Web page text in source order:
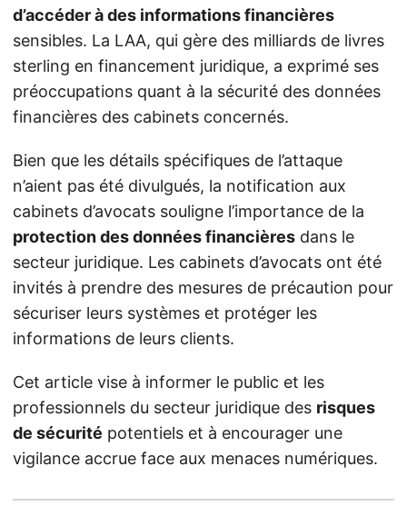
d’accéder à des informations financières
sensibles. La LAA, qui gère des milliards de livres
sterling en financement juridique, a exprimé ses
préoccupations quant à la sécurité des données
financières des cabinets concernés.
Bien que les détails spécifiques de l’attaque
n’aient pas été divulgués, la notification aux
cabinets d’avocats souligne l’importance de la
protection des données financières dans le
secteur juridique. Les cabinets d’avocats ont été
invités à prendre des mesures de précaution pour
sécuriser leurs systèmes et protéger les
informations de leurs clients.
Cet article vise à informer le public et les
professionnels du secteur juridique des risques
de sécurité potentiels et à encourager une
vigilance accrue face aux menaces numériques.